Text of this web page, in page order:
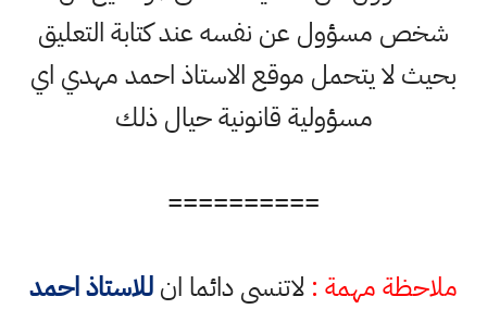
شخص مسؤول عن نفسه عند كتابة التعليق
بحيث لا يتحمل موقع الاستاذ احمد مهدي اي
مسؤولية قانونية حيال ذلك
==========
ملاحظة مهمة : لاتنسى دائما انللاستاذ احمد